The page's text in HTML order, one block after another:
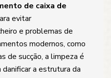
de caixa de
evitar
e problemas de
modernos, como
de sucção, a limpeza é
a estrutura da